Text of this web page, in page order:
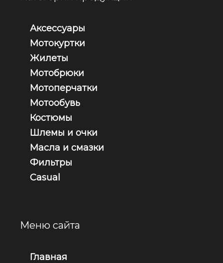
Аксессуары
Мотокуртки
Жилеты
Мотобрюки
Мотоперчатки
Мотообувь
Костюмы
Шлемы и очки
Масла и смазки
Фильтры
Casual
Меню сайта
Главная